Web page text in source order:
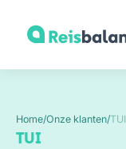
Home/Onze klanten/TUI
TUI